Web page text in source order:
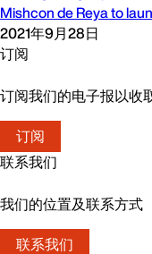
Mishcon de Reya to
2021年9月28日
订阅
订阅我们的电子报以收
订阅
联系我们
我们的位置及联系方式
联系我们